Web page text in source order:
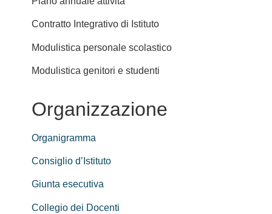
Contratto Integrativo di Istituto
Modulistica personale scolastico
Modulistica genitori e studenti
Organizzazione
Organigramma
Consiglio d’Istituto
Giunta esecutiva
Collegio dei Docenti